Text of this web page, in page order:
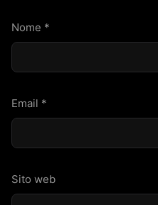
Nome *
Email *
Sito web